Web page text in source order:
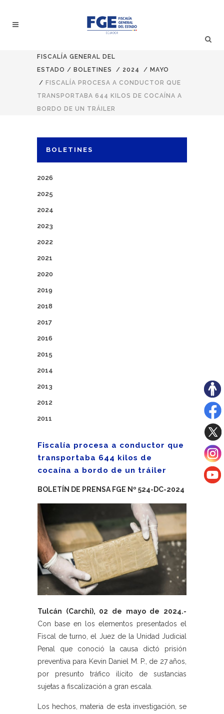
FISCALÍA GENERAL DEL
ESTADO / BOLETINES / 2024 / MAYO
/ FISCALÍA PROCESA A CONDUCTOR QUE
TRANSPORTABA 644 KILOS DE COCAÍNA A
BORDO DE UN TRÁILER
BOLETINES
2026
2025
2024
2023
2022
2021
2020
2019
2018
2017
2016
2015
2014
2013
2012
2011
Fiscalía procesa a conductor que
transportaba 644 kilos de
cocaína a bordo de un tráiler
BOLETÍN DE PRENSA FGE Nº 524-DC-2024
Tulcán (Carchi), 02 de mayo de 2024.-
Con base en los elementos presentados el
Fiscal de turno, el Juez de la Unidad Judicial
Penal que conoció la causa dictó prisión
preventiva para Kevin Daniel M. P., de 27 años,
por presunto tráfico ilícito de sustancias
sujetas a fiscalización a gran escala.
Los hechos, materia de esta investigación, se